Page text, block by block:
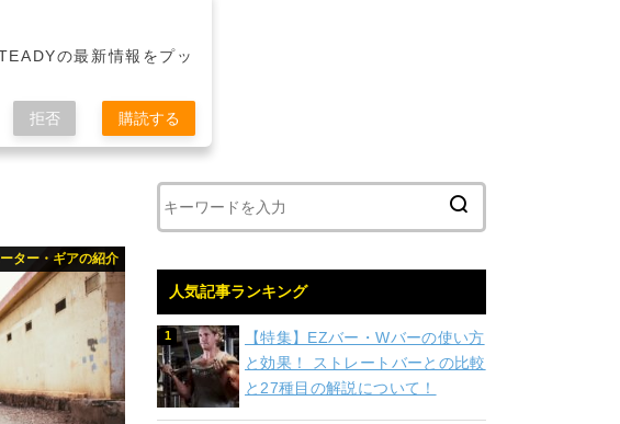
ター・ギアの紹介
人気記事ランキング
【特集】EZバー・Wバーの使い方
と効果！ ストレートバーとの比較
と27種目の解説について！
の最新情報をプッ
拒否 購読する